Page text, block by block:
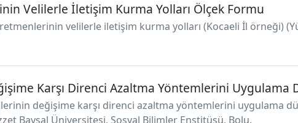
Velilerle İletişim Kurma Yolları Ölçek Formu
velilerle iletişim kurma yolları (Kocaeli İl örneği)
Karşı Direnci Azaltma Yöntemlerini Uygulama
değişime karşı direnci azaltma yöntemlerini uygulama
Baysal Üniversitesi, Sosyal Bilimler Enstitüsü, Bolu.